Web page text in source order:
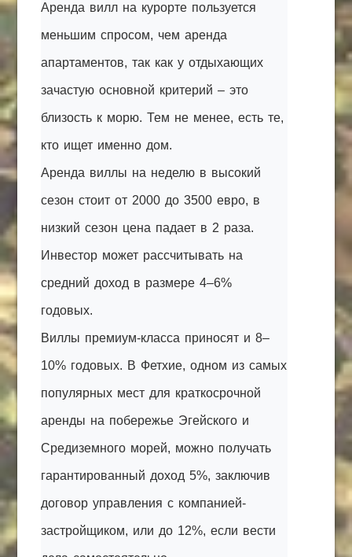
Аренда вилл на курорте пользуется
меньшим спросом, чем аренда
апартаментов, так как у отдыхающих
зачастую основной критерий – это
близость к морю. Тем не менее, есть те,
кто ищет именно дом.
Аренда виллы на неделю в высокий
сезон стоит от 2000 до 3500 евро, в
низкий сезон цена падает в 2 раза.
Инвестор может рассчитывать на
средний доход в размере 4–6%
годовых.
Виллы премиум-класса приносят и 8–
10% годовых. В Фетхие, одном из самых
популярных мест для краткосрочной
аренды на побережье Эгейского и
Средиземного морей, можно получать
гарантированный доход 5%, заключив
договор управления с компанией-
застройщиком, или до 12%, если вести